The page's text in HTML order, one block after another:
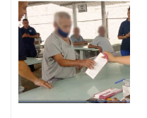
r
a
d
a